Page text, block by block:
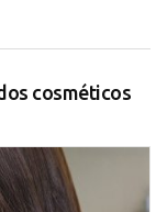
cosméticos